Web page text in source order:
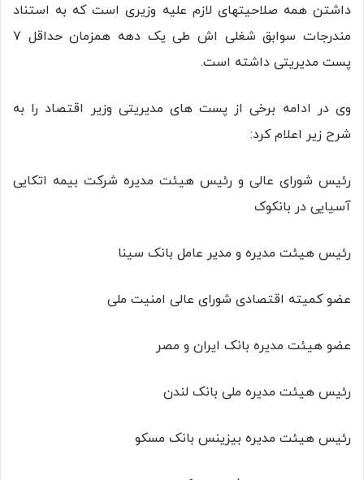
داشتن همه صلاحیتهای لازم علیه وزیری است که به استناد
مندرجات سوابق شغلی اش طی یک دهه همزمان حداقل ۷
پست مدیریتی داشته است.
وی در ادامه برخی از پست های مدیریتی وزیر اقتصاد را به
شرح زیر اعلام کرد:
رئیس شورای عالی و رئیس هیئت مدیره شرکت بیمه اتکایی
آسیایی در بانکوک
رئیس هیئت مدیره و مدیر عامل بانک سینا
عضو کمیته اقتصادی شورای عالی امنیت ملی
عضو هیئت مدیره بانک ایران و مصر
رئیس هیئت مدیره ملی بانک لندن
رئیس هیئت مدیره بیزینس بانک مسکو